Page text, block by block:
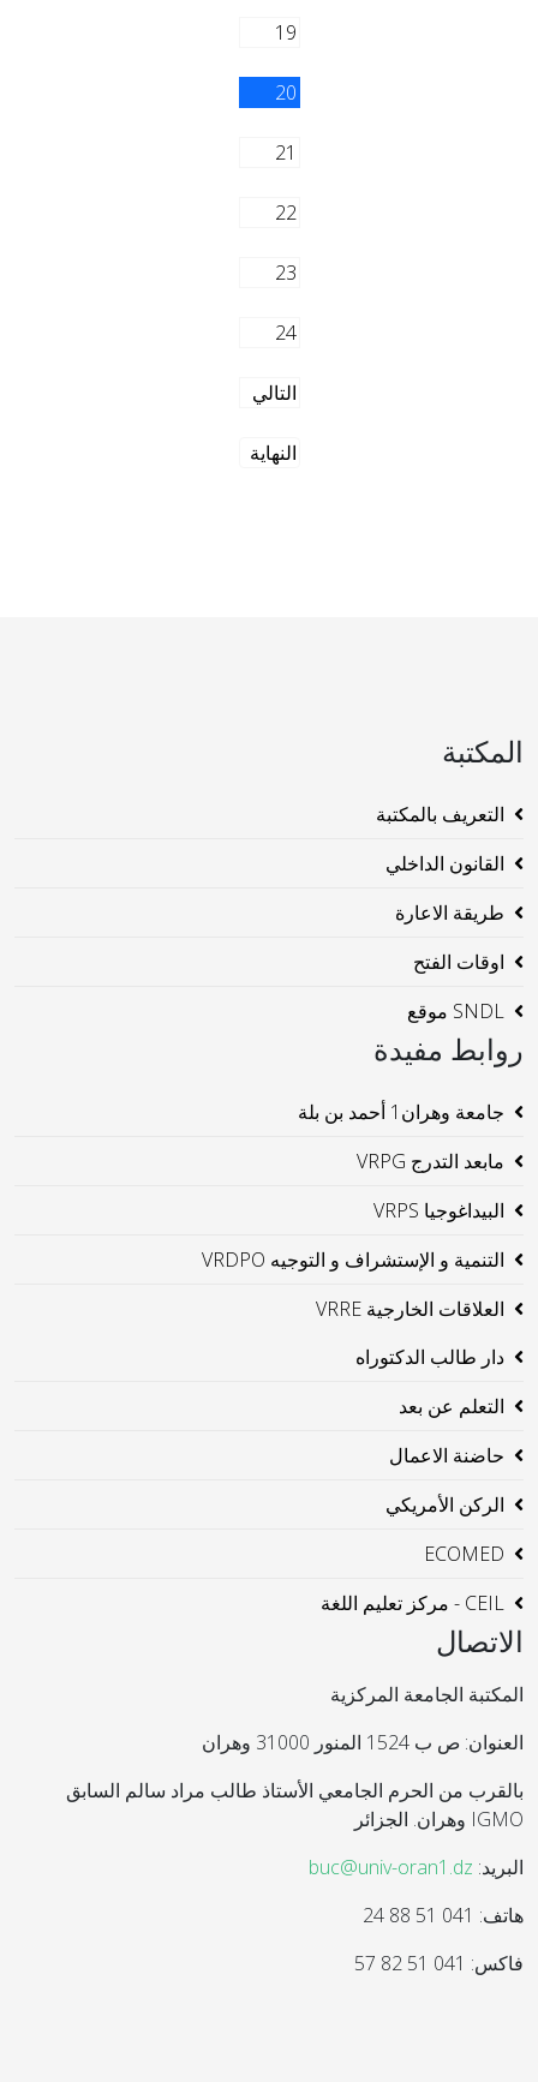
19
20
21
22
23
24
التالي
النهاية
المكتبة
التعريف بالمكتبة
القانون الداخلي
طريقة الاعارة
اوقات الفتح
SNDL موقع
روابط مفيدة
جامعة وهران1 أحمد بن بلة
مابعد التدرج VRPG
البيداغوجيا VRPS
التنمية و الإستشراف و التوجيه VRDPO
العلاقات الخارجية VRRE
دار طالب الدكتوراه
التعلم عن بعد
حاضنة الاعمال
الركن الأمريكي
ECOMED
CEIL - مركز تعليم اللغة
الاتصال
المكتبة الجامعة المركزية
العنوان: ص ب 1524 المنور 31000 وهران
بالقرب من الحرم الجامعي الأستاذ طالب مراد سالم السابق
IGMO وهران. الجزائر
البريد: buc@univ-oran1.dz
هاتف: 041 51 88 24
فاكس: 041 51 82 57